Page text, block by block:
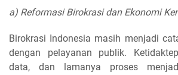
a) Reformasi Birokrasi dan Ekonomi
Birokrasi Indonesia masih menjadi
dengan pelayanan publik.
data, dan lamanya proses